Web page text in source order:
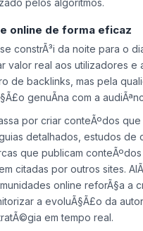
monitorizar e otimizar
online de forma eficaz
constrÃ³i da noite para o
real aos utilizadores e
de backlinks, mas pela
genuÃ­na com a
por criar conteÃºdos
detalhados, estudos de
que publicam
citadas por outros sites.
online reforÃ§a a
a evoluÃ§Ã£o da